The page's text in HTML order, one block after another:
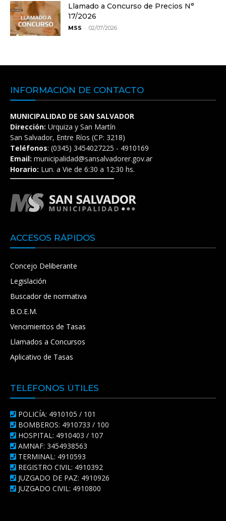
Llamado a Concurso de Precios N°
17/2026
MSS - 02/07/2026
INFORMACIÓN DE CONTACTO
MUNICIPALIDAD DE SAN SALVADOR
Dirección: Urquiza y San Martín
San Salvador, Entre Ríos (CP: 3218)
Teléfonos: (0345) 3454027225 - 4910169
Email: municipalidad@sansalvadorer.gov.ar
Horario: Lun. a Vie de 6:30 a 12:30 hs.
ACCESOS RÁPIDOS
Concejo Deliberante
Legislación
Buscador de normativa
B.O.E.M.
Vencimientos de Tasas
Llamados a Concursos
Aplicativo de Tasas
TELÉFONOS ÚTILES
POLICÍA: 4910105 / 101
BOMBEROS: 4910733 / 100
HOSPITAL: 4910403 / 107
AMNAF: 3454938563
TERMINAL: 4910593
REGISTRO CIVIL: 4910392
JUZGADO DE PAZ: 4910926
JUZGADO CIVIL: 4910800